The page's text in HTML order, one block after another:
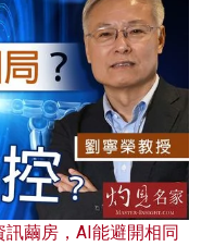
繭房，AI能避開相同